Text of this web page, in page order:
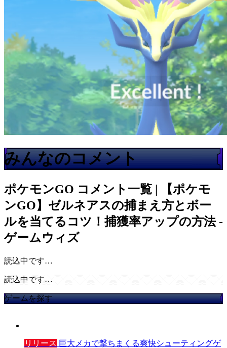
みんなのコメント
ポケモンGO コメント一覧 | 【ポケモ
ンGO】ゼルネアスの捕まえ方とボー
ルを当てるコツ！捕獲率アップの方法 -
ゲームウィズ
読込中です…
読込中です…
ゲームを探す
リリース 巨大メカで撃ちまくる爽快シューティングゲ